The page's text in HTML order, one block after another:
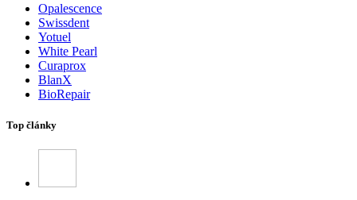
Opalescence
Swissdent
Yotuel
White Pearl
Curaprox
BlanX
BioRepair
Top články